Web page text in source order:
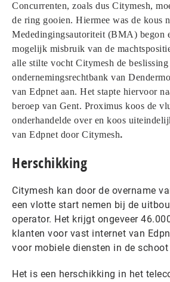
Concurrenten, zoals dus Citymesh,
de ring gooien. Hiermee was de kous
Mededingingsautoriteit (BMA) begon
mogelijk misbruik van de
alle stilte vocht Citymesh de beslissing
ondernemingsrechtbank van
van Edpnet aan. Het stapte hiervoor
beroep van Gent. Proximus koos de
onderhandelde over en koos
van Edpnet door Citymesh.
Herschikking
Citymesh kan door de overname
een vlotte start nemen bij de
operator. Het krijgt ongeveer
klanten voor vast internet van
voor mobiele diensten in de schoot
Het is een herschikking in het